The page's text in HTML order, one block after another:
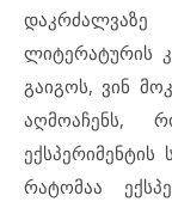
ლიტერატურის
გაიგოს, ვინ
აღმოაჩენს,
რატომაა